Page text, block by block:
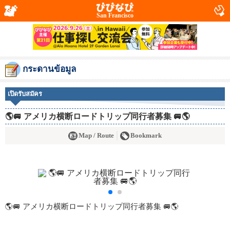
San Francisco
กระดานข้อมูล
เปิดรับสมัคร
🌎🚐 アメリカ横断ロードトリップ同行者募集 🚐🌎
Map / Route Bookmark
🌎🚐 アメリカ横断ロードトリップ同行者募集 🚐🌎